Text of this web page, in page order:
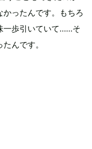
ったんです。もちろ
一歩引いていて……そ
んです。